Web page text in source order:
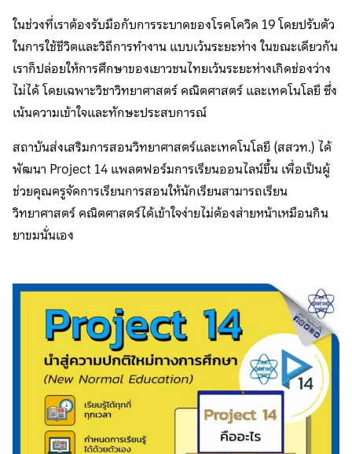
ในช่วงที่เราต้องรับมือกับการระบาดของโรคโควิด 19 โดยปรับตัว
ในการใช้ชีวิตและวิถีการทำงาน แบบเว้นระยะห่าง ในขณะเดียวกัน
เราก็ปล่อยให้การศึกษาของเยาวชนไทยเว้นระยะห่างเกิดช่องว่าง
ไม่ได้ โดยเฉพาะวิชาวิทยาศาสตร์ คณิตศาสตร์ และเทคโนโลยี ซึ่ง
เน้นความเข้าใจและทักษะประสบการณ์
สถาบันส่งเสริมการสอนวิทยาศาสตร์และเทคโนโลยี (สสวท.) ได้
พัฒนา Project 14 แพลตฟอร์มการเรียนออนไลน์ขึ้น เพื่อเป็นผู้
ช่วยคุณครูจัดการเรียนการสอนให้นักเรียนสามารถเรียน
วิทยาศาสตร์ คณิตศาสตร์ได้เข้าใจง่ายไม่ต้องส่ายหน้าเหมือนกิน
ยาขมนั่นเอง